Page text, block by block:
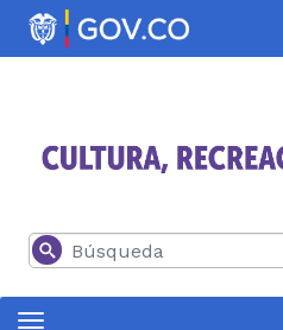
Pasar al contenido principal
Buscar